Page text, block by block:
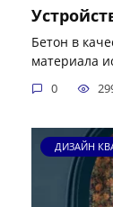
Бетон в
материала
0
ДИЗАЙН